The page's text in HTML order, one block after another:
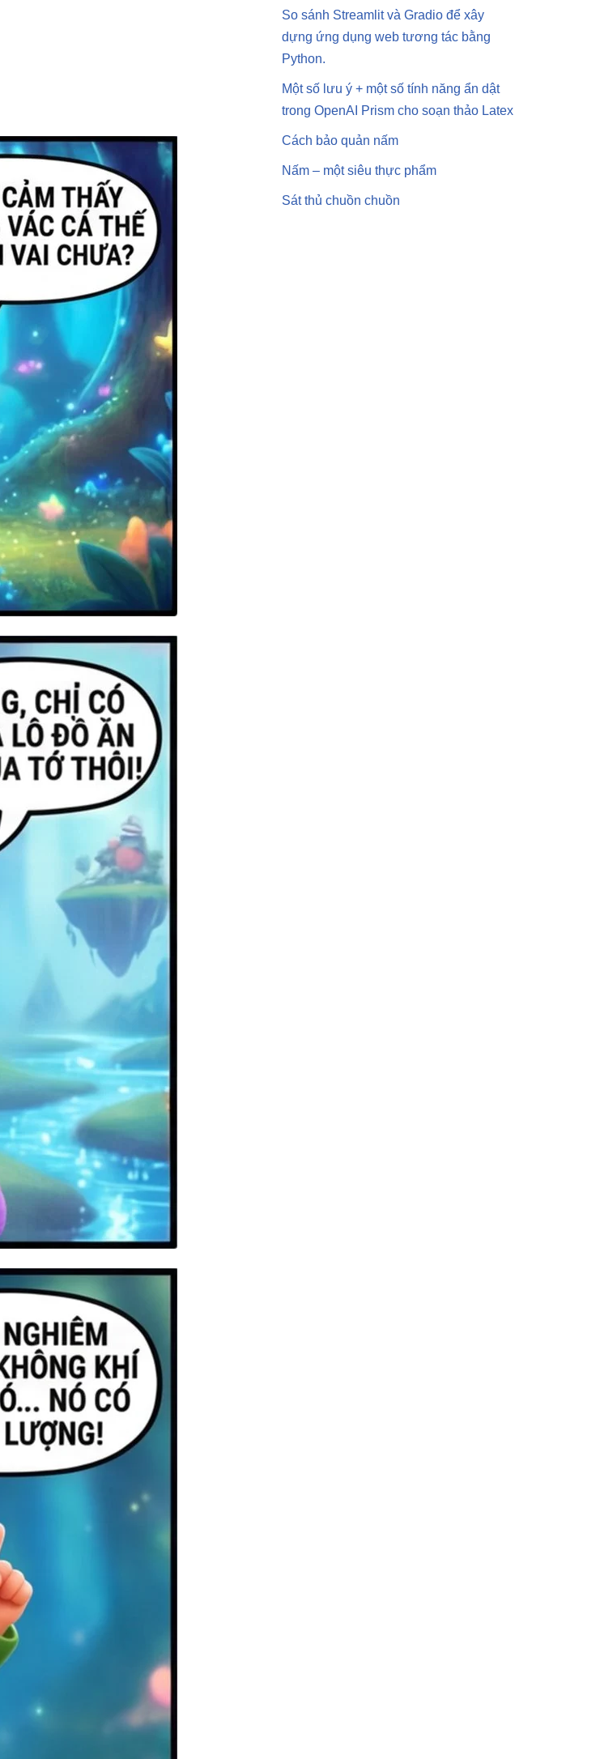
So sánh Streamlit và Gradio để xây
dựng ứng dụng web tương tác bằng
Python.
Một số lưu ý + một số tính năng ẩn dật
trong OpenAI Prism cho soạn thảo Latex
Cách bảo quản nấm
Nấm – một siêu thực phẩm
Sát thủ chuồn chuồn